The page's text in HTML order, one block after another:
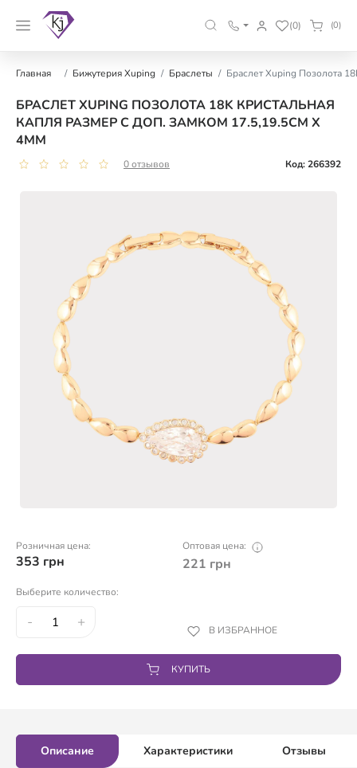
(0) (0)
Главная Бижутерия Xuping Браслеты Браслет Xuping Позолота
БРАСЛЕТ XUPING ПОЗОЛОТА 18K КРИСТАЛЬНАЯ
КАПЛЯ РАЗМЕР С ДОП. ЗАМКОМ 17.5,19.5СМ Х
4ММ
0 отзывов Код: 266392
Розничная цена:
353 грн
Оптовая цена:
221 грн
Выберите количество:
- + В ИЗБРАННОЕ
КУПИТЬ
Описание Характеристики Отзывы